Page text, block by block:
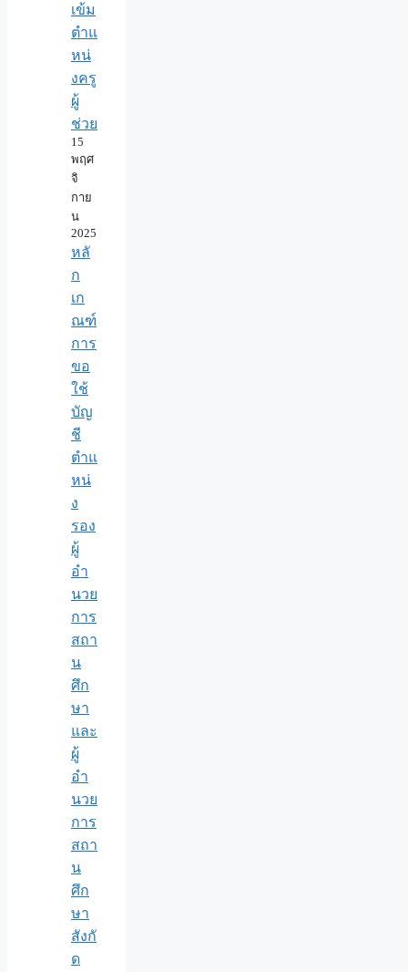
เข้ม
ตำแ
หน่
งครู
ผู้
ช่วย
15
พฤศ
จิ
กาย
น
2025
หลั
ก
เก
ณฑ์
การ
ขอ
ใช้
บัญ
ชี
ตำแ
หน่
ง
รอง
ผู้
อำ
นวย
การ
สถา
น
ศึก
ษา
และ
ผู้
อำ
นวย
การ
สถา
น
ศึก
ษา
สังกั
ด